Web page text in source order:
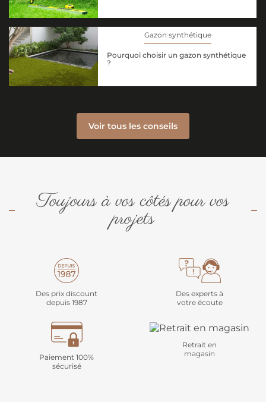
Gazon synthétique
Pourquoi choisir un gazon synthétique
?
Voir tous les conseils
Toujours à vos côtés pour vos
projets
Des prix discount
depuis 1987
Des experts à
votre écoute
Paiement 100%
sécurisé
Retrait en
magasin